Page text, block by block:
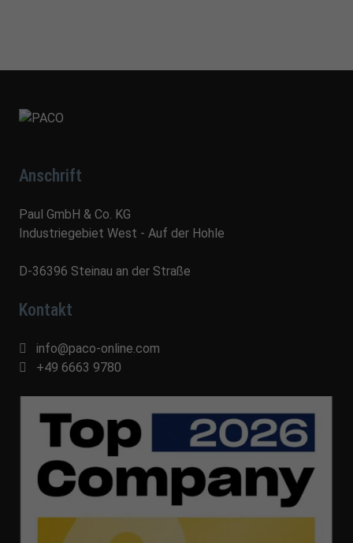
Anschrift
Paul GmbH & Co. KG
Industriegebiet West - Auf der Hohle
D-36396 Steinau an der Straße
Kontakt
info@paco-online.com
+49 6663 9780